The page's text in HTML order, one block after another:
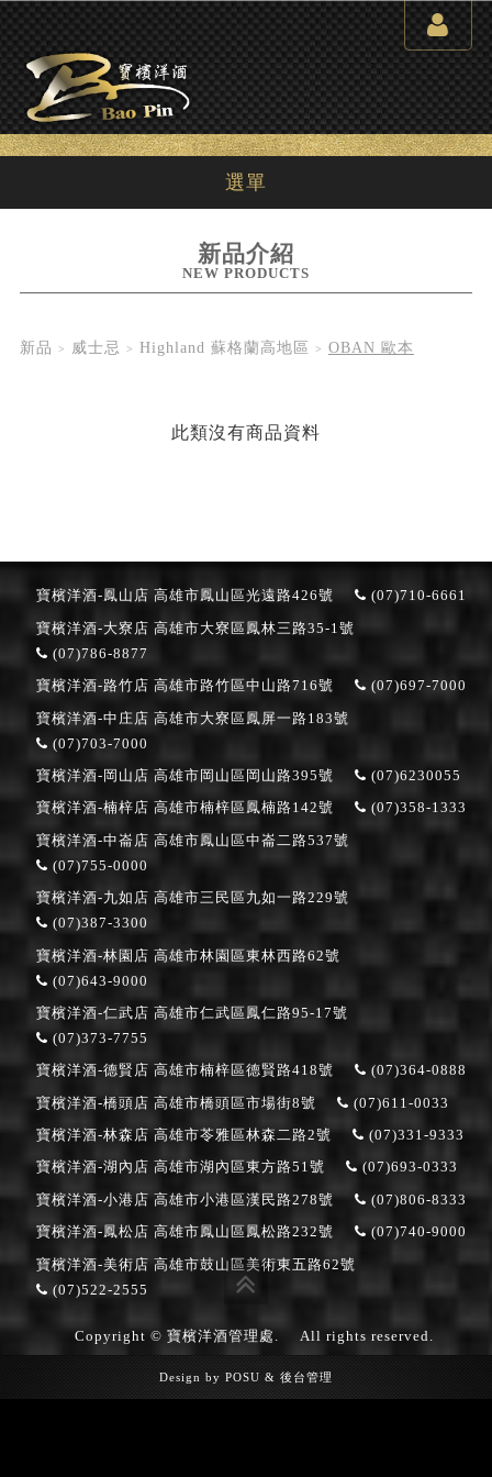
選單
新品介紹
NEW PRODUCTS
新品 威士忌 Highland 蘇格蘭高地區 OBAN 歐本
此類沒有商品資料
寶檳洋酒-鳳山店 高雄市鳳山區光遠路426號 (07)710-6661
寶檳洋酒-大寮店 高雄市大寮區鳳林三路35-1號
(07)786-8877
寶檳洋酒-路竹店 高雄市路竹區中山路716號 (07)697-7000
寶檳洋酒-中庄店 高雄市大寮區鳳屏一路183號
(07)703-7000
寶檳洋酒-岡山店 高雄市岡山區岡山路395號 (07)6230055
寶檳洋酒-楠梓店 高雄市楠梓區鳳楠路142號 (07)358-1333
寶檳洋酒-中崙店 高雄市鳳山區中崙二路537號
(07)755-0000
寶檳洋酒-九如店 高雄市三民區九如一路229號
(07)387-3300
寶檳洋酒-林園店 高雄市林園區東林西路62號
(07)643-9000
寶檳洋酒-仁武店 高雄市仁武區鳳仁路95-17號
(07)373-7755
寶檳洋酒-德賢店 高雄市楠梓區德賢路418號 (07)364-0888
寶檳洋酒-橋頭店 高雄市橋頭區市場街8號 (07)611-0033
寶檳洋酒-林森店 高雄市苓雅區林森二路2號 (07)331-9333
寶檳洋酒-湖內店 高雄市湖內區東方路51號 (07)693-0333
寶檳洋酒-小港店 高雄市小港區漢民路278號 (07)806-8333
寶檳洋酒-鳳松店 高雄市鳳山區鳳松路232號 (07)740-9000
寶檳洋酒-美術店 高雄市鼓山區美術東五路62號
(07)522-2555
Copyright © 寶檳洋酒管理處. All rights reserved.
Design by POSU & 後台管理